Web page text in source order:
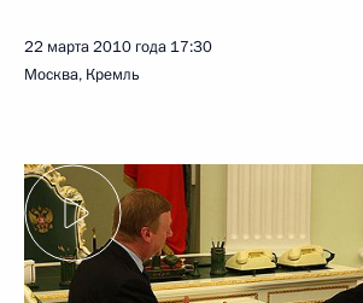
22 марта 2010 года 17:30
Москва, Кремль